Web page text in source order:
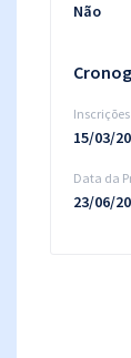
Não
Inscrições
15/03/
Data da
23/06/